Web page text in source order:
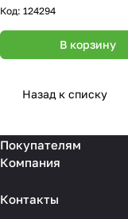
Код: 124294
В корзину
Назад к списку
Покупателям
Компания
Контакты